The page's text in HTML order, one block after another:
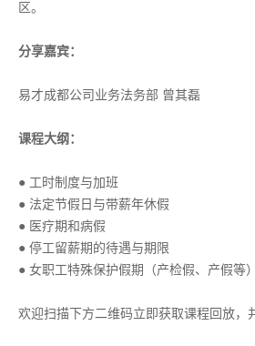
区。
分享嘉宾：
易才成都公司业务法务部 曾其磊
课程大纲：
● 工时制度与加班
● 法定节假日与带薪年休假
● 医疗期和病假
● 停工留薪期的待遇与期限
● 女职工特殊保护假期（产检假、产假等）
欢迎扫描下方二维码立即获取课程回放，